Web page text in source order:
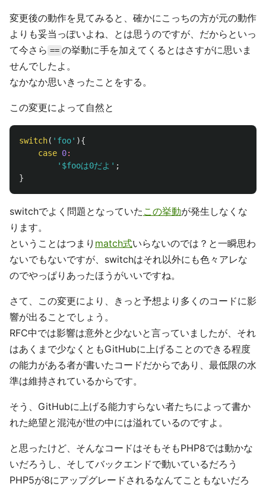
変更後の動作を見てみると、確かにこっちの方が元の動作
よりも妥当っぽいよね、とは思うのですが、だからといっ
て今さら == の挙動に手を加えてくるとはさすがに思いま
せんでしたよ。
なかなか思いきったことをする。
この変更によって自然と
switch( 'foo' ){
case 0:
'$fooは0だよ' ;
}
switchでよく問題となっていた この挙動が発生しなくな
ります。
ということはつまり match式いらないのでは？と一瞬思わ
ないでもないですが、switchはそれ以外にも色々アレな
のでやっぱりあったほうがいいですね。
さて、この変更により、きっと予想より多くのコードに影
響が出ることでしょう。
RFC中では影響は意外と少ないと言っていましたが、それ
はあくまで少なくともGitHubに上げることのできる程度
の能力がある者が書いたコードだからであり、最低限の水
準は維持されているからです。
そう、GitHubに上げる能力すらない者たちによって書か
れた絶望と混沌が世の中には溢れているのですよ。
と思ったけど、そんなコードはそもそもPHP8では動かな
いだろうし、そしてバックエンドで動いているだろう
PHP5が8にアップグレードされるなんてこともないだろ